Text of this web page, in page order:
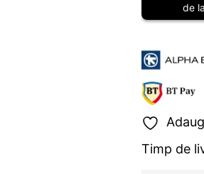
stanga
de
Timp de